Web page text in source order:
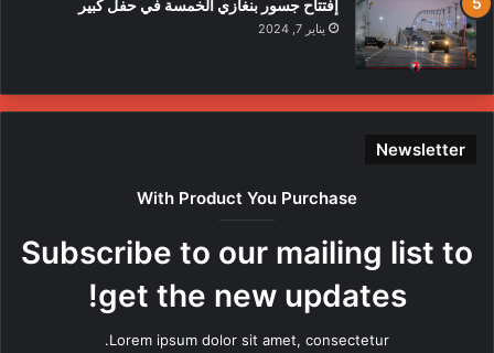
إفتتاح جسور بنغازي الخمسة في حفل كبير
يناير 7, 2024
Newsletter
With Product You Purchase
Subscribe to our mailing list to
get the new updates!
Lorem ipsum dolor sit amet, consectetur.